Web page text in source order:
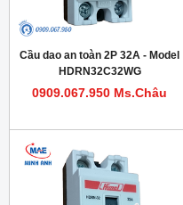
Cầu dao an toàn 2P 32A - Model
HDRN32C32WG
0909.067.950 Ms.Châu